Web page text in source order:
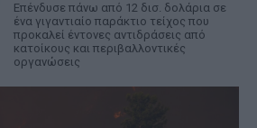
Επένδυσε πάνω από 12 δισ. δολάρια σε
ένα γιγαντιαίο παράκτιο τείχος που
προκαλεί έντονες αντιδράσεις από
κατοίκους και περιβαλλοντικές
οργανώσεις